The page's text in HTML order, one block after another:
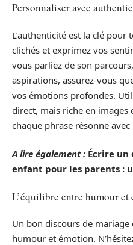
Personnaliser avec
L’authenticité est la clé pour
clichés et exprimez vos
vous parliez de son
aspirations, assurez-vous
vos émotions profondes.
direct, mais riche en
chaque phrase résonne avec
A lire également : Écrire un
enfant pour les parents :
L’équilibre entre humour et
Un bon discours de
humour et émotion.